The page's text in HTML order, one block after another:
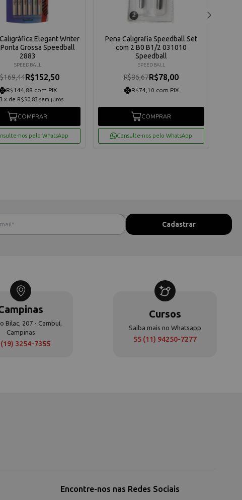
Elegant Writer
Grossa Speedball
2883
SPEEDBALL
R$152,50
R$144,88 com PIX
3 x de R$50,83 sem juros
COMPRAR
nos pelo WhatsApp
Pena Caligrafia Speedball Set
com 2 B0 B1/2 031010
Speedball
SPEEDBALL
R$86,67R$78,00
R$74,10 com PIX
COMPRAR
Consulte-nos pelo WhatsApp
Bilac, 207 - Cambuí,
Campinas
3254-7355
Cursos
Saiba mais no Whatsapp
55 (11) 94250-7277
Encontre-nos nas Redes Sociais